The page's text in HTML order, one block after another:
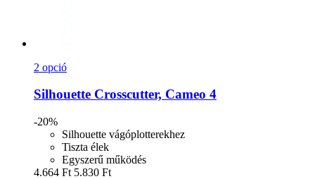
2 opció
Silhouette Crosscutter, Cameo 4
-20%
Silhouette vágóplotterekhez
Tiszta élek
Egyszerű működés
4.664 Ft 5.830 Ft